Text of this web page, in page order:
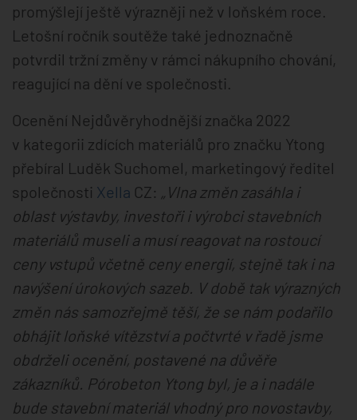
promýšlejí ještě výrazněji než v loňském roce.
Letošní ročník soutěže také jednoznačně
potvrdil tržní změny v rámci nákupního chování,
reagující na dění ve společnosti.
Ocenění Nejdůvěryhodnější značka 2022
v kategorii zdících materiálů pro značku Ytong
přebíral Luděk Suchomel, marketingový ředitel
společnosti Xella CZ: „Vlna změn zasáhla i
oblast výstavby, investoři i výrobci stavebních
materiálů museli a musí reagovat na rostoucí
ceny vstupů včetně ceny energií, stejně tak i na
navýšení úrokových sazeb. V době tak výrazných
změn nás samozřejmě těší, že se nám podařilo
obhájit loňské vítězství a počtvrté v řadě jsme
obdrželi ocenění, postavené na důvěře
zákazníků. Pórobeton Ytong byl, je a i nadále
bude stavební materiál vhodný pro novostavby,